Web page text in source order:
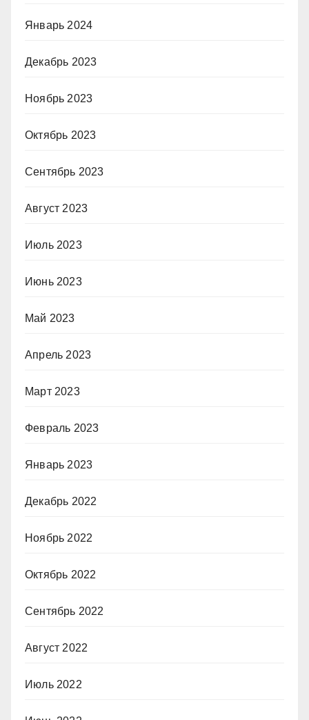
Январь 2024
Декабрь 2023
Ноябрь 2023
Октябрь 2023
Сентябрь 2023
Август 2023
Июль 2023
Июнь 2023
Май 2023
Апрель 2023
Март 2023
Февраль 2023
Январь 2023
Декабрь 2022
Ноябрь 2022
Октябрь 2022
Сентябрь 2022
Август 2022
Июль 2022